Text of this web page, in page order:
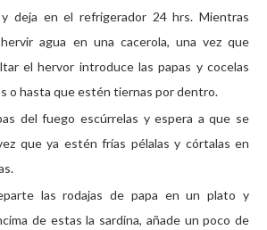
deja en el refrigerador 24 hrs. Mientras
agua en una cacerola, una vez que
el hervor introduce las papas y cocelas
o hasta que estén tiernas por dentro.
del fuego escúrrelas y espera a que se
que ya estén frías pélalas y córtalas en
las rodajas de papa en un plato y
de estas la sardina, añade un poco de